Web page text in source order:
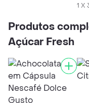
1 X
Produtos
Açúcar Fresh